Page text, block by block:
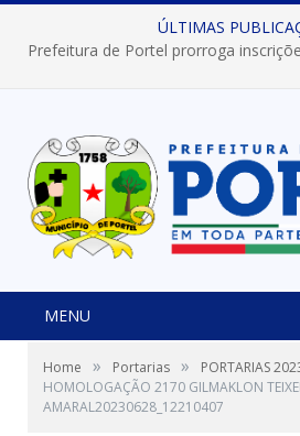
ÚLTIMAS
MENU
Home » Portarias » PORTARIAS
HOMOLOGAÇÃO 2170 GILMAKLON
AMARAL20230628_12210407